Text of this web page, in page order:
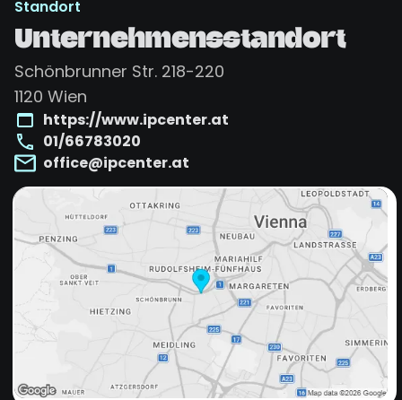
Standort
Unternehmensstandort
Schönbrunner Str. 218-220
1120 Wien
https://www.ipcenter.at
01/66783020
office@ipcenter.at